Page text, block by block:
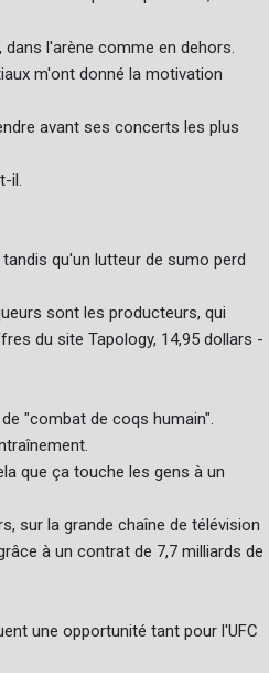
l'arène comme en dehors.
m'ont donné la motivation
avant ses concerts les plus
il.
qu'un lutteur de sumo perd
sont les producteurs, qui
du site Tapology, 14,95 dollars -
"combat de coqs humain".
que ça touche les gens à un
sur la grande chaîne de télévision
à un contrat de 7,7 milliards de
une opportunité tant pour l'UFC